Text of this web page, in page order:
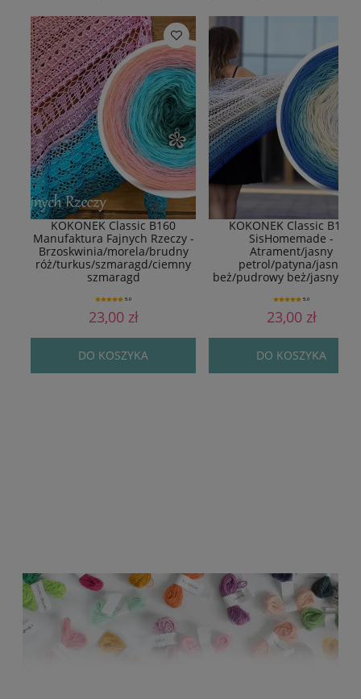
KOKONEK Classic B160
Manufaktura Fajnych Rzeczy -
Brzoskwinia/morela/brudny
róż/turkus/szmaragd/ciemny
szmaragd
5.0
23,00 zł
DO KOSZYKA
KOKONEK Classic B156
SisHomemade -
Atrament/jasny
petrol/patyna/jasny
beż/pudrowy beż/jasny
5.0
23,00 zł
DO KOSZYKA